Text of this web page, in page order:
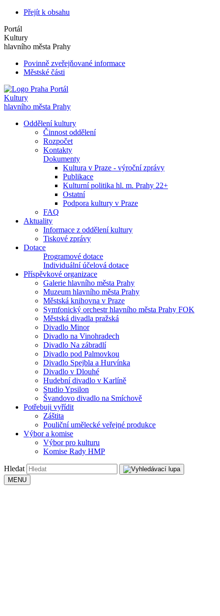
Přejít k obsahu
Portál
Kultury
hlavního města Prahy
Povinně zveřejňované informace
Městské části
Portál
Kultury
hlavního města Prahy
Oddělení kultury
Činnost oddělení
Rozpočet
Kontakty
Dokumenty
Kultura v Praze - výroční zprávy
Publikace
Kulturní politika hl. m. Prahy 22+
Ostatní
Podpora kultury v Praze
FAQ
Aktuality
Informace z oddělení kultury
Tiskové zprávy
Dotace
Programové dotace
Individuální účelová dotace
Příspěvkové organizace
Galerie hlavního města Prahy
Muzeum hlavního města Prahy
Městská knihovna v Praze
Symfonický orchestr hlavního města Prahy FOK
Městská divadla pražská
Divadlo Minor
Divadlo na Vinohradech
Divadlo Na zábradlí
Divadlo pod Palmovkou
Divadlo Spejbla a Hurvínka
Divadlo v Dlouhé
Hudební divadlo v Karlíně
Studio Ypsilon
Švandovo divadlo na Smíchově
Potřebuji vyřídit
Záštita
Pouliční umělecké veřejné produkce
Výbor a komise
Výbor pro kulturu
Komise Rady HMP
Hledat
MENU